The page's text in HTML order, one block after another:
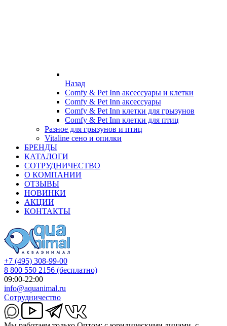
Назад
Comfy & Pet Inn аксессуары и клетки
Comfy & Pet Inn аксессуары
Comfy & Pet Inn клетки для грызунов
Comfy & Pet Inn клетки для птиц
Разное для грызунов и птиц
Vitaline сено и опилки
БРЕНДЫ
КАТАЛОГИ
СОТРУДНИЧЕСТВО
О КОМПАНИИ
ОТЗЫВЫ
НОВИНКИ
АКЦИИ
КОНТАКТЫ
+7 (495) 308-99-00
8 800 550 2156 (бесплатно)
09:00-22:00
info@aquanimal.ru
Сотрудничество